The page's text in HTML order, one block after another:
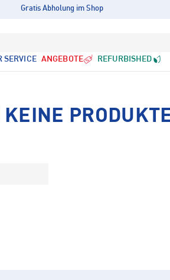
Gratis Abholung im Shop
SERVICE ANGEBOTE REFURBISHED